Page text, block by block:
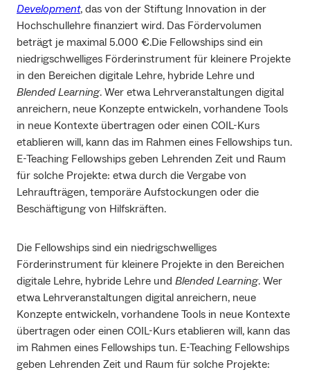
Development, das von der Stiftung Innovation in der
Hochschullehre finanziert wird. Das Fördervolumen
beträgt je maximal 5.000 €.Die Fellowships sind ein
niedrigschwelliges Förderinstrument für kleinere Projekte
in den Bereichen digitale Lehre, hybride Lehre und
Blended Learning. Wer etwa Lehrveranstaltungen digital
anreichern, neue Konzepte entwickeln, vorhandene Tools
in neue Kontexte übertragen oder einen COIL-Kurs
etablieren will, kann das im Rahmen eines Fellowships tun.
E-Teaching Fellowships geben Lehrenden Zeit und Raum
für solche Projekte: etwa durch die Vergabe von
Lehraufträgen, temporäre Aufstockungen oder die
Beschäftigung von Hilfskräften.
Die Fellowships sind ein niedrigschwelliges
Förderinstrument für kleinere Projekte in den Bereichen
digitale Lehre, hybride Lehre und Blended Learning. Wer
etwa Lehrveranstaltungen digital anreichern, neue
Konzepte entwickeln, vorhandene Tools in neue Kontexte
übertragen oder einen COIL-Kurs etablieren will, kann das
im Rahmen eines Fellowships tun. E-Teaching Fellowships
geben Lehrenden Zeit und Raum für solche Projekte: